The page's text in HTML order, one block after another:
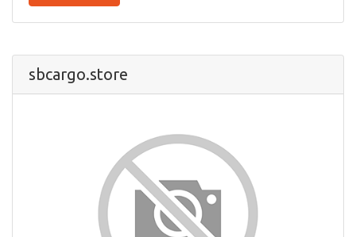
sbcargo.store